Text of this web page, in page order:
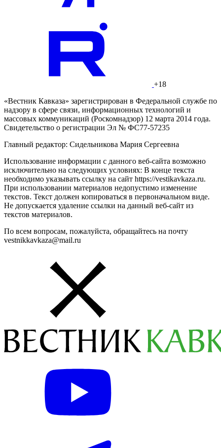
+18
«Вестник Кавказа» зарегистрирован в Федеральной службе по
надзору в сфере связи, информационных технологий и
массовых коммуникаций (Роскомнадзор) 12 марта 2014 года.
Свидетельство о регистрации Эл № ФС77-57235
Главный редактор: Сидельникова Мария Сергеевна
Использование информации с данного веб-сайта возможно
исключительно на следующих условиях: В конце текста
необходимо указывать ссылку на сайт https://vestikavkaza.ru.
При использовании материалов недопустимо изменение
текстов. Текст должен копироваться в первоначальном виде.
Не допускается удаление ссылки на данный веб-сайт из
текстов материалов.
По всем вопросам, пожалуйста, обращайтесь на почту
vestnikkavkaza@mail.ru